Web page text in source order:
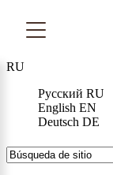
RU
Русский RU
English EN
Deutsch DE